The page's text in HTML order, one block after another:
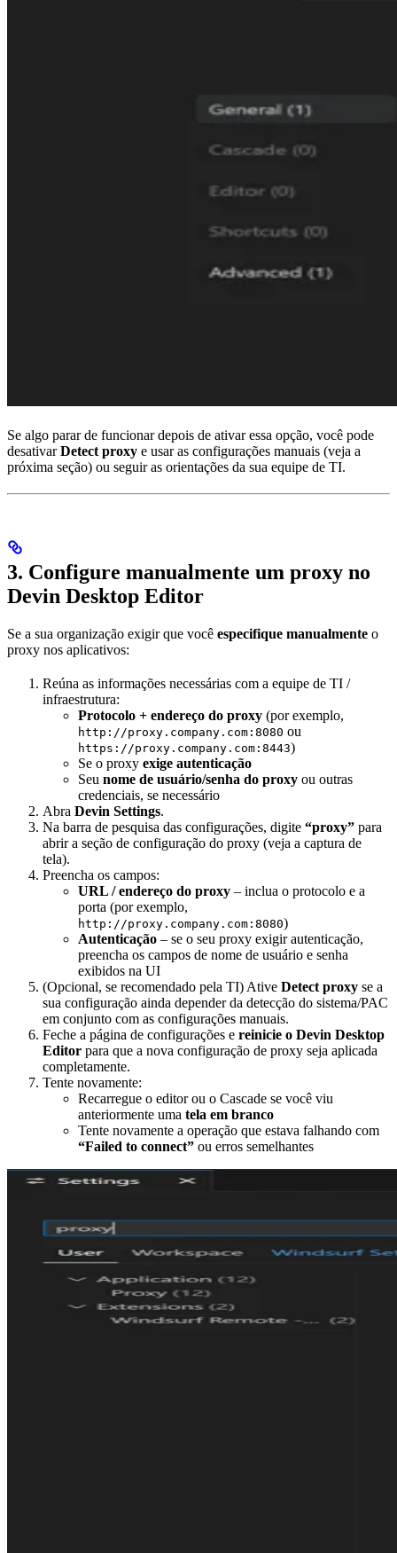
Se algo parar de funcionar depois de ativar essa opção, você pode
desativarDetect proxy e usar as configurações manuais (veja a
próxima seção) ou seguir as orientações da sua equipe de TI.
3. Configure manualmente um proxy no
Devin Desktop Editor
Se a sua organização exigir que você especifique manualmente o
proxy nos aplicativos:
Reúna as informações necessárias com a equipe de TI /
infraestrutura:
Protocolo + endereço do proxy (por exemplo,
http://proxy.company.com:8080 ou
https://proxy.company.com:8443)
Se o proxy exige autenticação
Seu nome de usuário/senha do proxy ou outras
credenciais, se necessário
Abra Devin Settings.
Na barra de pesquisa das configurações, digite “proxy” para
abrir a seção de configuração do proxy (veja a captura de
tela).
Preencha os campos:
URL / endereço do proxy – inclua o protocolo e a
porta (por exemplo,
http://proxy.company.com:8080)
Autenticação – se o seu proxy exigir autenticação,
preencha os campos de nome de usuário e senha
exibidos na UI
(Opcional, se recomendado pela TI) Ative Detect proxy se a
sua configuração ainda depender da detecção do sistema/PAC
em conjunto com as configurações manuais.
Feche a página de configurações e reinicie o Devin Desktop
Editor para que a nova configuração de proxy seja aplicada
completamente.
Tente novamente:
Recarregue o editor ou o Cascade se você viu
anteriormente uma tela em branco
Tente novamente a operação que estava falhando com
“Failed to connect” ou erros semelhantes